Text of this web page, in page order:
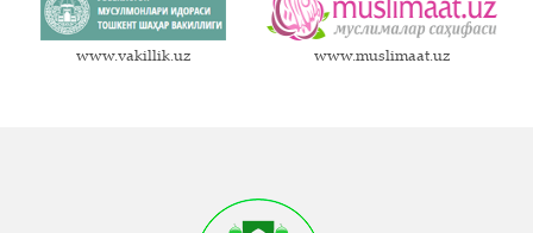
www.vakillik.uz www.muslimaat.uz